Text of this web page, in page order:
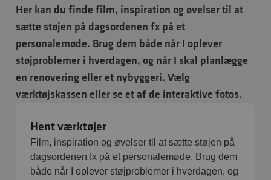
Her kan du finde film, inspiration og øvelser til at
sætte støjen på dagsordenen fx på et
personalemøde. Brug dem både når I oplever
støjproblemer i hverdagen, og når I skal planlægge
en renovering eller et nybyggeri. Vælg
værktøjskassen eller se et af de interaktive fotos.
Hent værktøjer
Film, inspiration og øvelser til at sætte støjen på
dagsordenen fx på et personalemøde. Brug dem
både når I oplever støjproblemer i hverdagen, og